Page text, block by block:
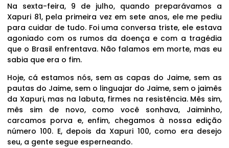
Na sexta-feira, 9 de julho, quando preparávamos a
Xapuri 81, pela primeira vez em sete anos, ele me pediu
para cuidar de tudo. Foi uma conversa triste, ele estava
agoniado com os rumos da doença e com a tragédia
que o Brasil enfrentava. Não falamos em morte, mas eu
sabia que era o fim.
Hoje, cá estamos nós, sem as capas do Jaime, sem as
pautas do Jaime, sem o linguajar do Jaime, sem o jaimês
da Xapuri, mas na labuta, firmes na resistência. Mês sim,
mês sim de novo, como você sonhava, Jaiminho,
carcamos porva e, enfim, chegamos à nossa edição
número 100. E, depois da Xapuri 100, como era desejo
seu, a gente segue esperneando.